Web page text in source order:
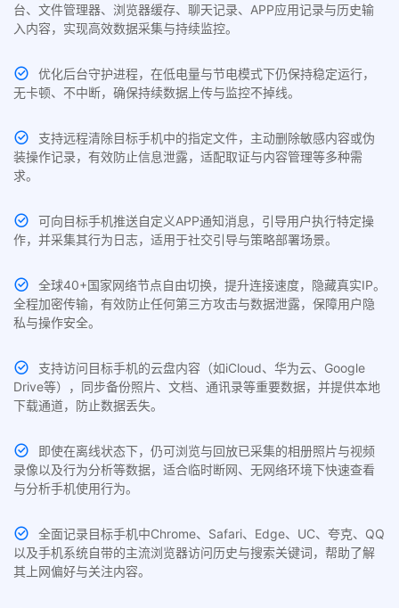
台、文件管理器、浏览器缓存、聊天记录、APP应用记录与历史输
入内容，实现高效数据采集与持续监控。
优化后台守护进程，在低电量与节电模式下仍保持稳定运行，
无卡顿、不中断，确保持续数据上传与监控不掉线。
支持远程清除目标手机中的指定文件，主动删除敏感内容或伪
装操作记录，有效防止信息泄露，适配取证与内容管理等多种需
求。
可向目标手机推送自定义APP通知消息，引导用户执行特定操
作，并采集其行为日志，适用于社交引导与策略部署场景。
全球40+国家网络节点自由切换，提升连接速度，隐藏真实IP。
全程加密传输，有效防止任何第三方攻击与数据泄露，保障用户隐
私与操作安全。
支持访问目标手机的云盘内容（如iCloud、华为云、Google
Drive等），同步备份照片、文档、通讯录等重要数据，并提供本地
下载通道，防止数据丢失。
即使在离线状态下，仍可浏览与回放已采集的相册照片与视频
录像以及行为分析等数据，适合临时断网、无网络环境下快速查看
与分析手机使用行为。
全面记录目标手机中Chrome、Safari、Edge、UC、夸克、QQ
以及手机系统自带的主流浏览器访问历史与搜索关键词，帮助了解
其上网偏好与关注内容。